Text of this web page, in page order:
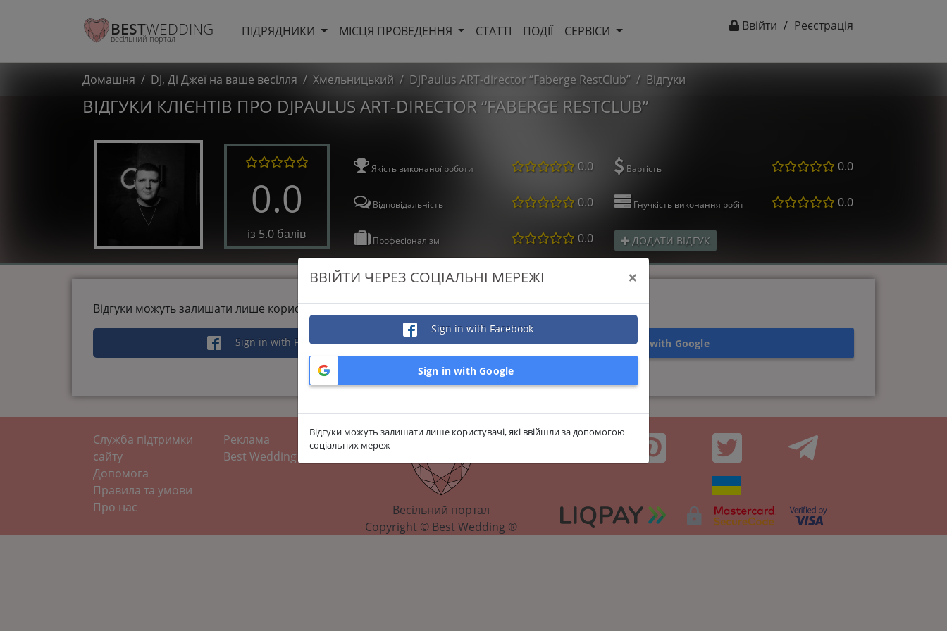
BESTWEDDING
весільний портал ПІДРЯДНИКИ МІСЦЯ ПРОВЕДЕННЯ СТАТТІ ПОДІЇ СЕРВІСИ Ввійти / Реєстрація
Домашня DJ, Ді Джеї на ваше весілля Хмельницький DjPaulus ART-director “Faberge RestClub” Відгуки
ВІДГУКИ КЛІЄНТІВ ПРО DJPAULUS ART-DIRECTOR “FABERGE RESTCLUB”
0.0
із 5.0 балів
Якість виконаної роботи 0.0
Відповідальність 0.0
Професіоналізм 0.0
Вартість 0.0
Гнучкість виконання робіт 0.0
ДОДАТИ ВІДГУК
Відгуки можуть залишати лише користувачі, які ввійшли за допомогою соціальних мереж
Sign in with Facebook Sign in with Google
ВВІЙТИ ЧЕРЕЗ СОЦІАЛЬНІ МЕРЕЖІ ×
Sign in with Facebook
Sign in with Google
Відгуки можуть залишати лише користувачі, які ввійшли за допомогою
соціальних мереж
Служба підтримки
сайту
Допомога
Правила та умови
Про нас
Реклама
Best Wedding
Весільний портал
Copyright © Best Wedding ®